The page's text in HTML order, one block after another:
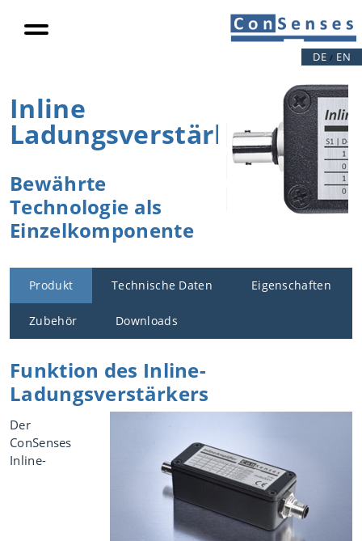
DE / EN
Inline
Ladungsverstärker
Bewährte
Technologie als
Einzelkomponente
Produkt Technische Daten Eigenschaften
Zubehör Downloads
Funktion des Inline-
Ladungsverstärkers
Der
ConSenses
Inline-